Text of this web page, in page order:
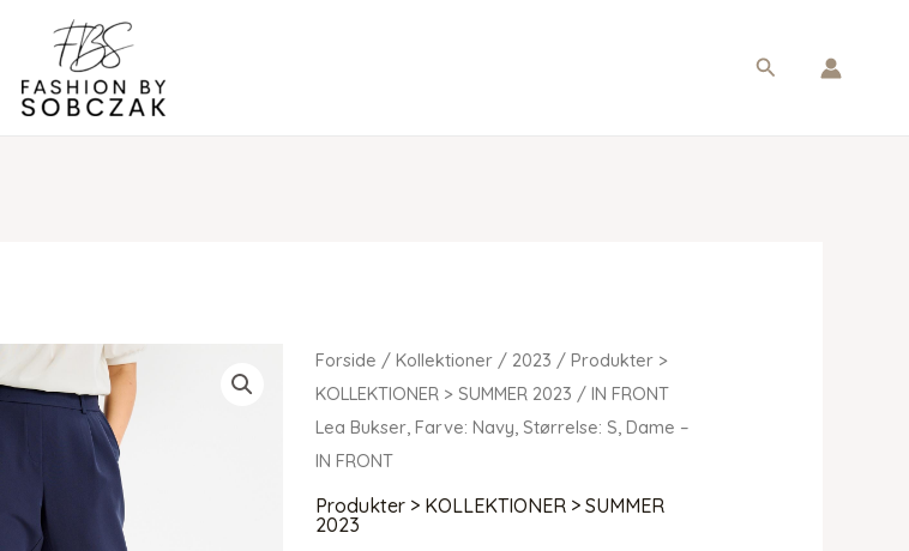
Søg
Forside /Kollektioner / 2023 /Produkter >
KOLLEKTIONER > SUMMER 2023 / IN FRONT
Lea Bukser, Farve: Navy, Størrelse: S, Dame –
IN FRONT
Produkter > KOLLEKTIONER > SUMMER
2023